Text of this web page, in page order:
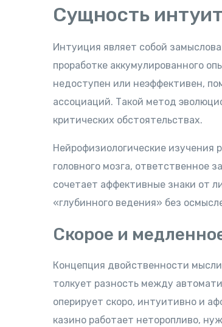
Сущность
Интуиция являет собой
проработке аккумулированного
недоступен или неэффективен,
ассоциаций. Такой метод
критических обстоятельствах.
Нейрофизиологические
головного мозга, ответственное
сочетает аффективные знаки от
«глубинного ведения» без
Скорое и
Концепция двойственности
толкует разность между
оперирует скоро, интуитивно и
казино работает неторопливо,